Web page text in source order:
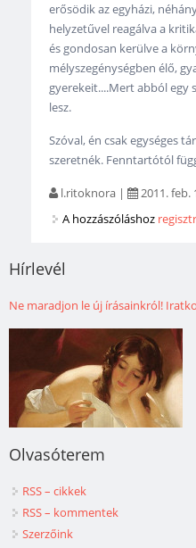
erősödik az egyházi,
helyzetűvel reagálva a
és gondosan kerülve a
mélyszegénységben élő,
gyerekeit....Mert abból egy
lesz.
Szóval, én csak egységes
szeretnék. Fenntartótól
l.ritoknora | 2011. feb.
A hozzászóláshoz
Hírlevél
Ne maradjon le új írásainkról!
Olvasóterem
RSS – cikkek
RSS – kommentek
Szerzőink